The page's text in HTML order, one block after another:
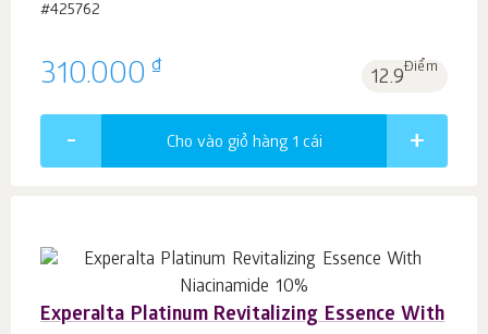
#425762
310.000 ₫ 12.9Điểm
Cho vào giỏ hàng 1 cái
Experalta Platinum Revitalizing Essence With